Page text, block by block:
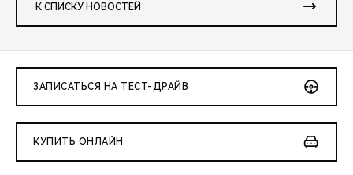
К СПИСКУ НОВОСТЕЙ
ЗАПИСАТЬСЯ НА ТЕСТ-ДРАЙВ
КУПИТЬ ОНЛАЙН